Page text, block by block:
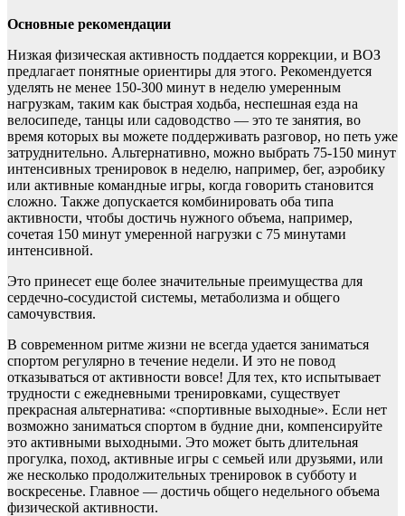
Основные рекомендации
Низкая физическая активность поддается коррекции, и ВОЗ
предлагает понятные ориентиры для этого. Рекомендуется
уделять не менее 150-300 минут в неделю умеренным
нагрузкам, таким как быстрая ходьба, неспешная езда на
велосипеде, танцы или садоводство — это те занятия, во
время которых вы можете поддерживать разговор, но петь уже
затруднительно. Альтернативно, можно выбрать 75-150 минут
интенсивных тренировок в неделю, например, бег, аэробику
или активные командные игры, когда говорить становится
сложно. Также допускается комбинировать оба типа
активности, чтобы достичь нужного объема, например,
сочетая 150 минут умеренной нагрузки с 75 минутами
интенсивной.
Это принесет еще более значительные преимущества для
сердечно-сосудистой системы, метаболизма и общего
самочувствия.
В современном ритме жизни не всегда удается заниматься
спортом регулярно в течение недели. И это не повод
отказываться от активности вовсе! Для тех, кто испытывает
трудности с ежедневными тренировками, существует
прекрасная альтернатива: «спортивные выходные». Если нет
возможно заниматься спортом в будние дни, компенсируйте
это активными выходными. Это может быть длительная
прогулка, поход, активные игры с семьей или друзьями, или
же несколько продолжительных тренировок в субботу и
воскресенье. Главное — достичь общего недельного объема
физической активности.